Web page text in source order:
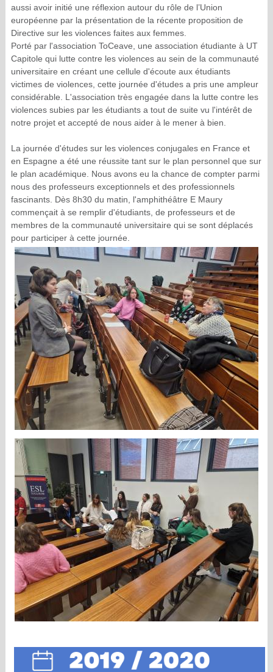
aussi avoir initié une réflexion autour du rôle de l’Union
européenne par la présentation de la récente proposition de
Directive sur les violences faites aux femmes.
Porté par l'association ToCeave, une association étudiante à UT
Capitole qui lutte contre les violences au sein de la communauté
universitaire en créant une cellule d'écoute aux étudiants
victimes de violences, cette journée d'études a pris une ampleur
considérable. L'association très engagée dans la lutte contre les
violences subies par les étudiants a tout de suite vu l'intérêt de
notre projet et accepté de nous aider à le mener à bien.
La journée d'études sur les violences conjugales en France et
en Espagne a été une réussite tant sur le plan personnel que sur
le plan académique. Nous avons eu la chance de compter parmi
nous des professeurs exceptionnels et des professionnels
fascinants. Dès 8h30 du matin, l'amphithéâtre E Maury
commençait à se remplir d'étudiants, de professeurs et de
membres de la communauté universitaire qui se sont déplacés
pour participer à cette journée.